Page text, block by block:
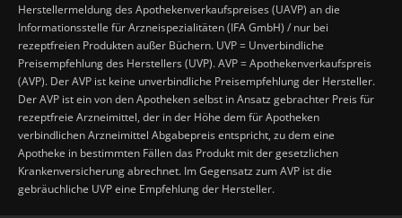
Herstellermeldung des Apothekenverkaufspreises (UAVP) an die
Informationsstelle für Arzneispezialitäten (IFA GmbH) / nur bei
rezeptfreien Produkten außer Büchern. UVP = Unverbindliche
Preisempfehlung des Herstellers (UVP). AVP = Apothekenverkaufspreis
(AVP). Der AVP ist keine unverbindliche Preisempfehlung der Hersteller.
Der AVP ist ein von den Apotheken selbst in Ansatz gebrachter Preis für
rezeptfreie Arzneimittel, der in der Höhe dem für Apotheken
verbindlichen Arzneimittel Abgabepreis entspricht, zu dem eine
Apotheke in bestimmten Fällen das Produkt mit der gesetzlichen
Krankenversicherung abrechnet. Im Gegensatz zum AVP ist die
gebräuchliche UVP eine Empfehlung der Hersteller.